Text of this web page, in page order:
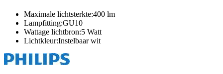
Maximale lichtsterkte:400 lm
Lampfitting:GU10
Wattage lichtbron:5 Watt
Lichtkleur:Instelbaar wit